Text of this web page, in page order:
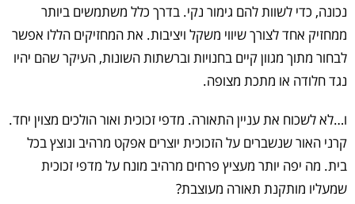
נכונה, כדי לשוות להם גימור נקי. בדרך כלל משתמשים ביותר
ממחזיק אחד לצורך שיווי משקל ויציבות. את המחזיקים הללו אפשר
לבחור מתוך מגוון קיים בחנויות וברשתות השונות, העיקר שהם יהיו
נגד חלודה או מתכת מצופה.
ו…לא לשכוח את עניין התאורה. מדפי זכוכית ואור הולכים מצוין יחד.
קרני האור שנשברים על הזכוכית יוצרים אפקט מרהיב ונוצץ בכל
בית. מה יפה יותר מעציץ פרחים מרהיב מונח על מדפי זכוכית
שמעליו מותקנת תאורה מעוצבת?